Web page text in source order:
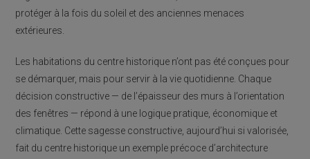
protéger à la fois du soleil et des anciennes menaces
extérieures.
Les habitations du centre historique n’ont pas été conçues pour
se démarquer, mais pour servir à la vie quotidienne. Chaque
décision constructive — de l’épaisseur des murs à l’orientation
des fenêtres — répond à une logique pratique, économique et
climatique. Cette sagesse constructive, aujourd’hui si valorisée,
fait du centre historique un exemple précoce d’architecture